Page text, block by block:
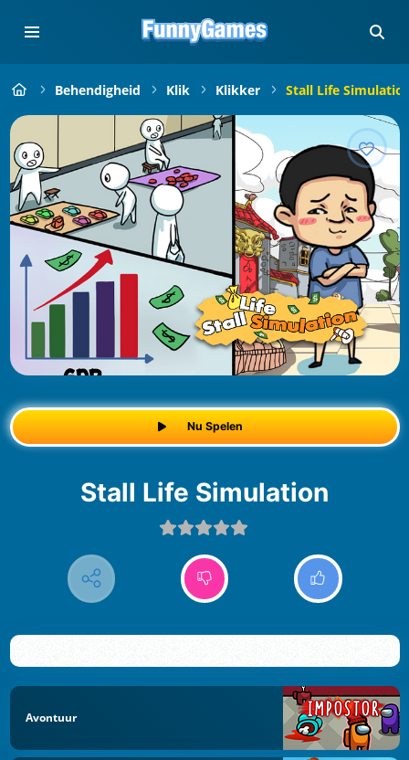
Behendigheid Klik Klikker Stall Life
Nu Spelen
Stall Life Simulation
Avontuur